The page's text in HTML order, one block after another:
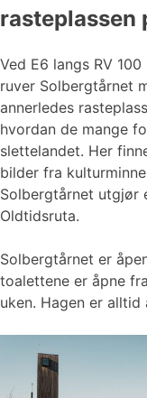
rasteplassen
Ved E6 langs RV
ruver Solbergtårnet
annerledes
hvordan de mange
slettelandet. Her
bilder fra
Solbergtårnet utgjør
Oldtidsruta.
Solbergtårnet er
toalettene er åpne
uken. Hagen er alltid